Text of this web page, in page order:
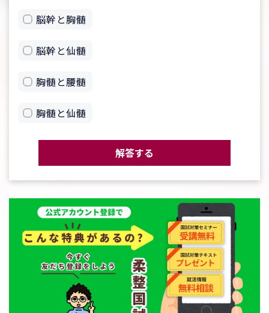
脳幹と胸髄
脳幹と仙髄
胸髄と腰髄
胸髄と仙髄
解答する